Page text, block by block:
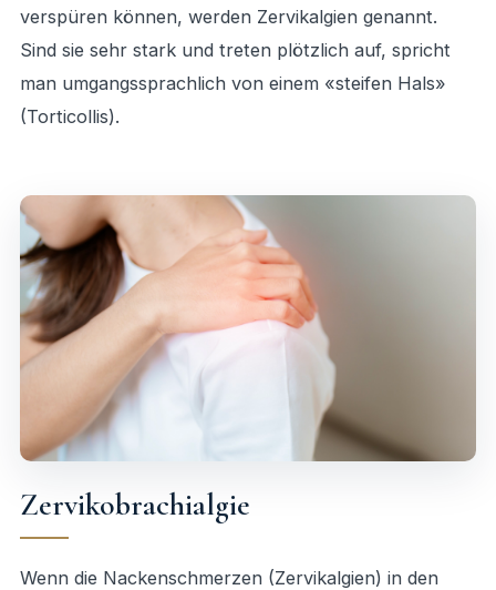
verspüren können, werden Zervikalgien genannt.
Sind sie sehr stark und treten plötzlich auf, spricht
man umgangssprachlich von einem «steifen Hals»
(Torticollis).
Zervikobrachialgie
Wenn die Nackenschmerzen (Zervikalgien) in den